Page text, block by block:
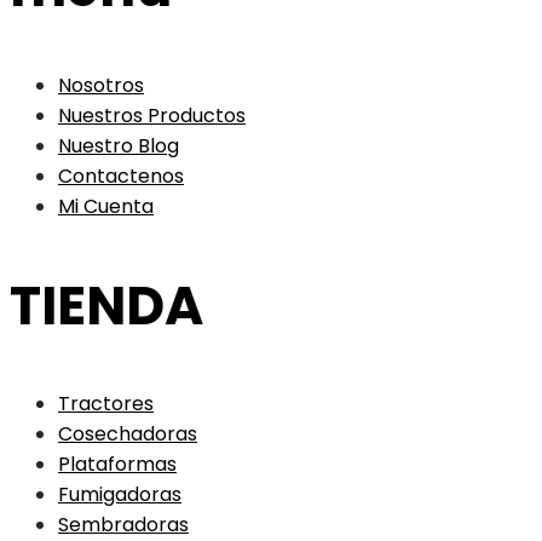
Nosotros
Nuestros Productos
Nuestro Blog
Contactenos
Mi Cuenta
TIENDA
Tractores
Cosechadoras
Plataformas
Fumigadoras
Sembradoras